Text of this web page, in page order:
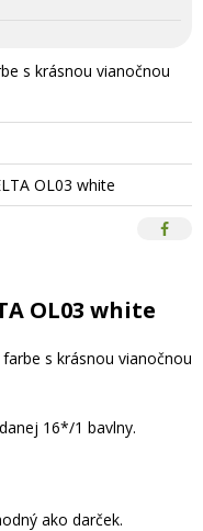
s krásnou vianočnou
OL03 white
OL03 white
s krásnou vianočnou
16*/1 bavlny.
ako darček.